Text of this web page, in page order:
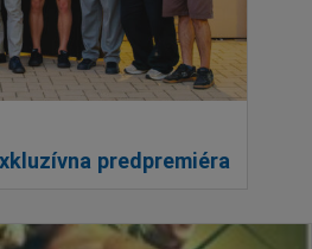
predpremiéra